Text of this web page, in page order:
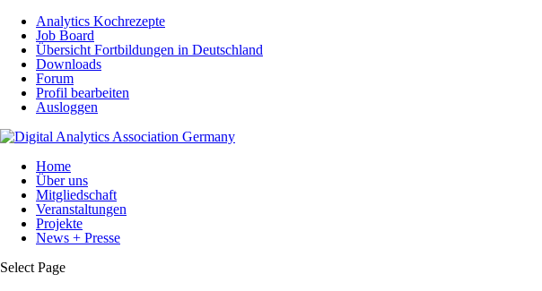
Analytics Kochrezepte
Job Board
Übersicht Fortbildungen in Deutschland
Downloads
Forum
Profil bearbeiten
Ausloggen
Home
Über uns
Mitgliedschaft
Veranstaltungen
Projekte
News + Presse
Select Page